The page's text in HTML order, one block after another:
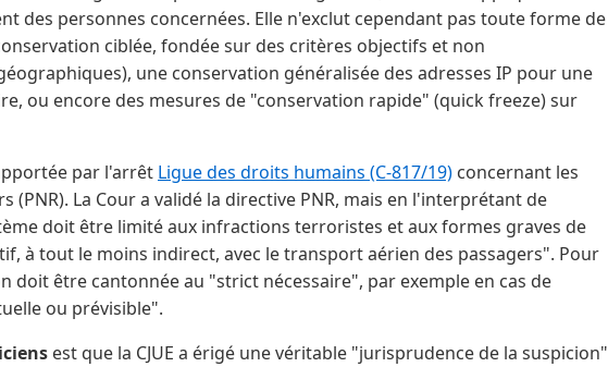
des personnes concernées. Elle n'exclut cependant pas toute forme de
ciblée, fondée sur des critères objectifs et non
une conservation généralisée des adresses IP pour une
ou encore des mesures de "conservation rapide" (quick freeze) sur
par l'arrêt Ligue des droits humains (C-817/19) concernant les
(PNR). La Cour a validé la directive PNR, mais en l'interprétant de
doit être limité aux infractions terroristes et aux formes graves de
à tout le moins indirect, avec le transport aérien des passagers". Pour
doit être cantonnée au "strict nécessaire", par exemple en cas de
ou prévisible".
est que la CJUE a érigé une véritable "jurisprudence de la suspicion"